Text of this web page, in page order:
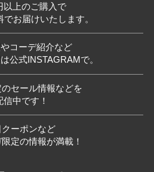
以上のご購入で
でお届けいたします。
コーデ紹介など
公式INSTAGRAMで。
セール情報などを
信中です！
ーポンなど
限定の情報が満載！